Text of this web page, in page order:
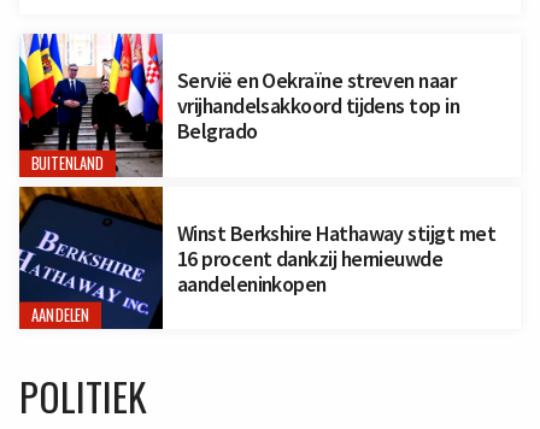
BUITENLAND
Servië en Oekraïne streven naar
vrijhandelsakkoord tijdens top in
Belgrado
AANDELEN
Winst Berkshire Hathaway stijgt met
16 procent dankzij hernieuwde
aandeleninkopen
POLITIEK